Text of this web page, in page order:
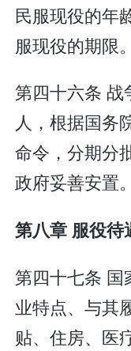
民服现役的年
服现役的期限。
第四十六条 战
人，根据国务
命令，分期分
政府妥善安置。
第八章 服役待
第四十七条 国
业特点、与其
贴、住房、医